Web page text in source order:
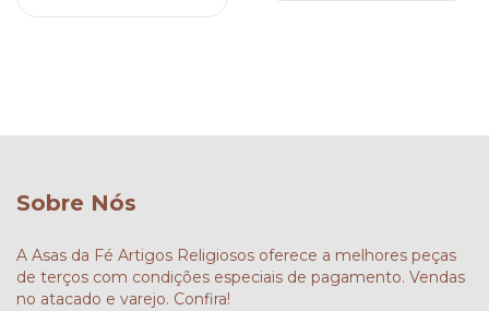
Sobre Nós
A Asas da Fé Artigos Religiosos oferece a melhores peças
de terços com condições especiais de pagamento. Vendas
no atacado e varejo. Confira!